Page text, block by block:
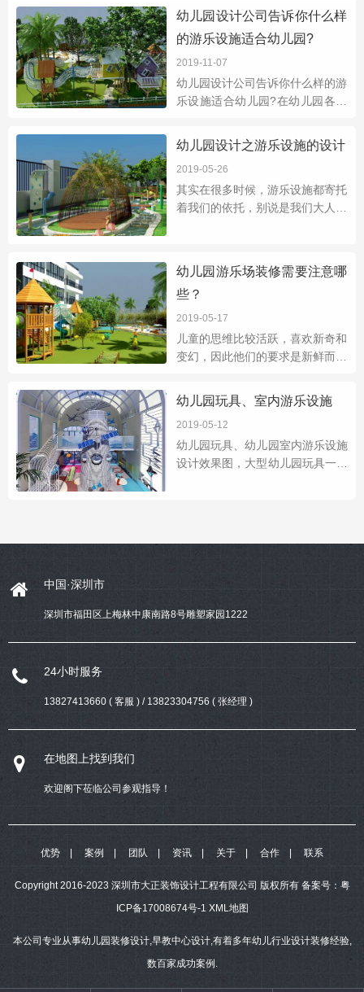
进幼儿园学习,为了让家长和孩子
们选择一所喜爱的幼儿园，除了优
质的服务外，还
幼儿园设计公司告诉你什么样
的游乐设施适合幼儿园?
2019-11-07
幼儿园设计公司告诉你什么样的游
乐设施适合幼儿园?​在幼儿园各种
心理和生理的发展然而，并非所有
的游乐设施都适合儿童，有些设施
可能会对儿
幼儿园设计之游乐设施的设计
2019-05-26
其实在很多时候，游乐设施都寄托
着我们的依托，别说是我们大人，
的小编告诉你
幼儿园游乐场装修需要注意哪
些？
2019-05-17
儿童的思维比较活跃，喜欢新奇和
变幻，因此他们的要求是新鲜而现
和攀爬的史前生物的雕塑，就很能
吸引孩子们。便于交流场地的周围
环境应为开放
幼儿园玩具、室内游乐设施
2019-05-12
幼儿园玩具、幼儿园室内游乐设施
设计效果图，大型幼儿园玩具一般
中国·深圳市
深圳市福田区上梅林中康南路8号雕塑家园1222
24小时服务
13827413660 ( 客服 ) / 13823304756 ( 张经理 )
在地图上找到我们
欢迎阁下莅临公司参观指导！
优势 案例 团队 资讯 关于 合作 联系
Copyright 2016-2023 深圳市大正装饰设计工程有限公司 版权所有 备案号： 粤
ICP备17008674号-1 XML地图
本公司专业从事幼儿园装修设计,早教中心设计,有着多年幼儿行业设计装修经验,
数百家成功案例.